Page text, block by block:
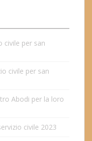
civile per san
civile per san
Abodi per la loro
civile 2023